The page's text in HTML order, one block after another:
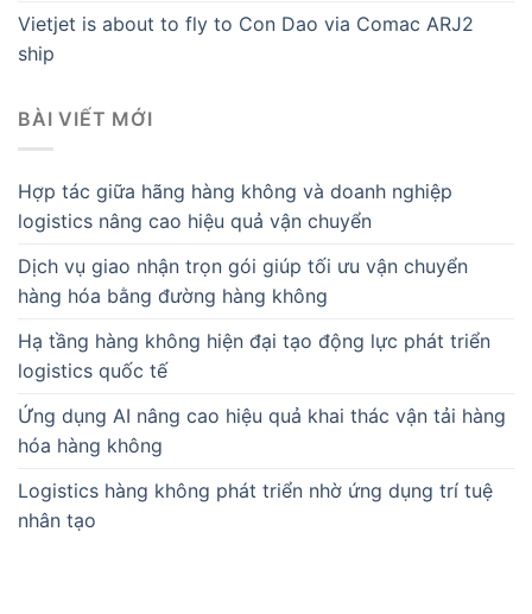
Vietjet is about to fly to Con Dao via Comac ARJ2
ship
BÀI VIẾT MỚI
Hợp tác giữa hãng hàng không và doanh nghiệp
logistics nâng cao hiệu quả vận chuyển
Dịch vụ giao nhận trọn gói giúp tối ưu vận chuyển
hàng hóa bằng đường hàng không
Hạ tầng hàng không hiện đại tạo động lực phát triển
logistics quốc tế
Ứng dụng AI nâng cao hiệu quả khai thác vận tải hàng
hóa hàng không
Logistics hàng không phát triển nhờ ứng dụng trí tuệ
nhân tạo